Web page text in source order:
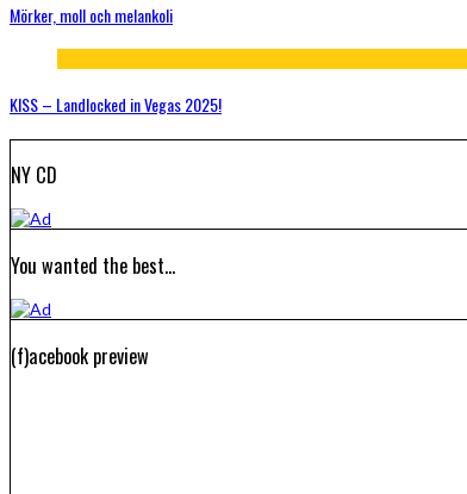
Mörker, moll och melankoli
KISS – Landlocked in Vegas 2025!
NY CD
You wanted the best…
(f)acebook preview